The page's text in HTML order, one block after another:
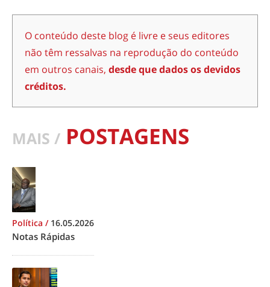
O conteúdo deste blog é livre e seus editores
não têm ressalvas na reprodução do conteúdo
em outros canais, desde que dados os devidos
créditos.
MAIS / POSTAGENS
Política / 16.05.2026
Notas Rápidas